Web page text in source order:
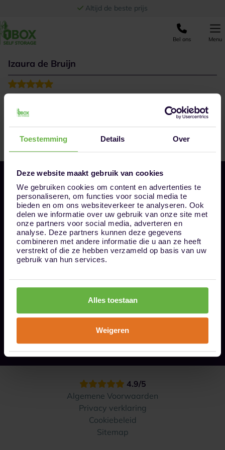
Toestemming Details Over
Deze website maakt gebruik van cookies
We gebruiken cookies om content en advertenties te
personaliseren, om functies voor social media te
bieden en om ons websiteverkeer te analyseren. Ook
delen we informatie over uw gebruik van onze site met
onze partners voor social media, adverteren en
analyse. Deze partners kunnen deze gegevens
combineren met andere informatie die u aan ze heeft
verstrekt of die ze hebben verzameld op basis van uw
gebruik van hun services.
Alles toestaan
Weigeren
Altijd de beste prijs
Bel ons Menu
Izaura de Bruijn
er is fijn de tijd voor ons genomen ! Zeker een aanrader
ziet er ook heel netjes uit daar.
Bel ons op 085 - 0161611
info@1box.nl
Volg ons
Onze opslaglocaties
Hoe werkt het?
4.9/5
Algemene Voorwaarden
Privacy verklaring
Cookiebeleid
Sitemap